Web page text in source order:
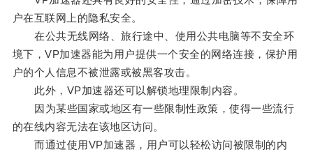
户在互联网上的隐私安全。
在公共无线网络、旅行途中、使用公共电脑等不安全环
境下，VP加速器能为用户提供一个安全的网络连接，保护用
户的个人信息不被泄露或被黑客攻击。
此外，VP加速器还可以解锁地理限制内容。
因为某些国家或地区有一些限制性政策，使得一些流行
的在线内容无法在该地区访问。
而通过使用VP加速器，用户可以轻松访问被限制的内